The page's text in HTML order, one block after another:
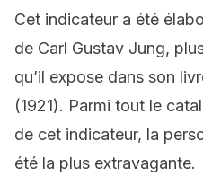
Cet indicateur a été
de Carl Gustav Jung,
qu’il expose dans son
(1921). Parmi tout le
de cet indicateur, la
été la plus extravagante.